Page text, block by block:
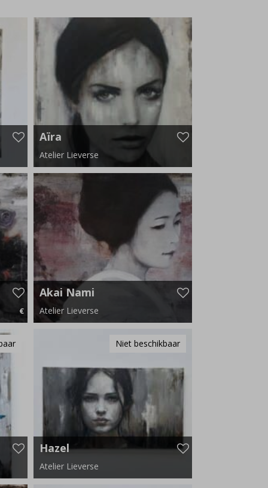
Aïra
Atelier Lieverse
150 cm x 180 cm
€
Akai Nami
Atelier Lieverse
Niet beschikbaar
Hazel
Atelier Lieverse